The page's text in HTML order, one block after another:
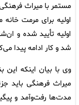
مستمر با میراث
اولیه برای مرمت
اولیه تأیید شده و
شد و کار ادامه پیدا
وی با بیان اینکه
میراث فرهنگی باید
مدت‌ها رفت‌وآمد و